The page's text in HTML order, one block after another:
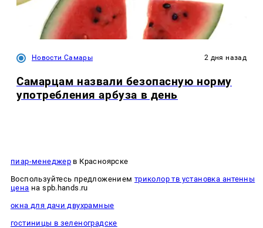
Новости Самары 2 дня назад
Самарцам назвали безопасную норму
употребления арбуза в день
пиар-менеджер в Красноярске
Воспользуйтесь предложением триколор тв установка антенны
цена на spb.hands.ru
окна для дачи двухрамные
гостиницы в зеленоградске